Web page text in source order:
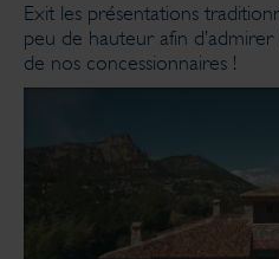
Exit les présentations
peu de hauteur afin d’admirer
de nos concessionnaires !